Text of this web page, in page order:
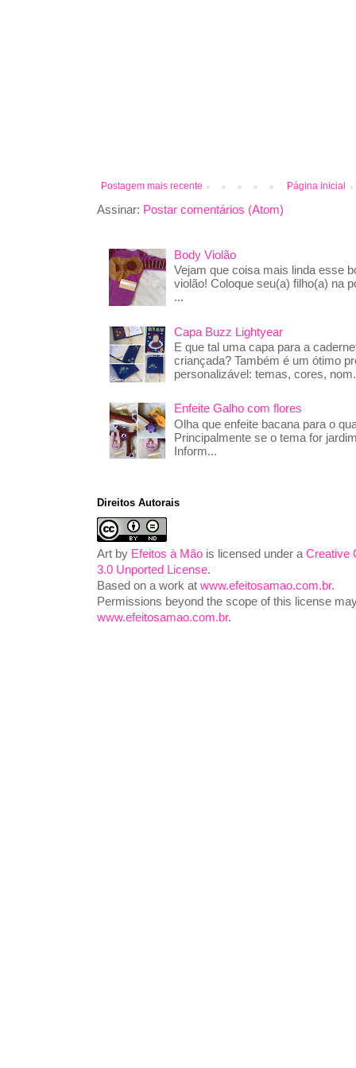
Postagem mais recente Página inicial
Assinar: Postar comentários (Atom)
Body Violão
Vejam que coisa mais linda esse
violão! Coloque seu(a) filho(a) na
...
Capa Buzz Lightyear
E que tal uma capa para a
criançada? Também é um ótimo
personalizável: temas, cores,
Enfeite Galho com flores
Olha que enfeite bacana para o
Principalmente se o tema for
Inform...
Direitos Autorais
Art by Efeitos à Mão is licensed under a Creative
3.0 Unported License.
Based on a work at www.efeitosamao.com.br.
Permissions beyond the scope of this license
www.efeitosamao.com.br.